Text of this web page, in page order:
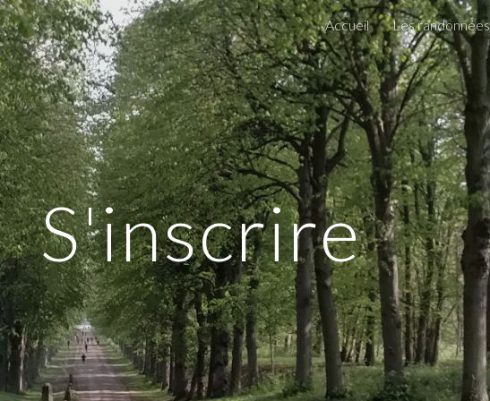
to main content Skip to navigation
Accueil Les randonnées
S'inscrire